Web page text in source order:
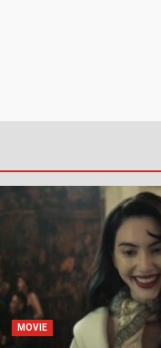
MOVIE